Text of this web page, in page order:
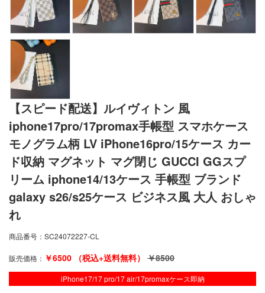
【スピード配送】ルイヴィトン 風
iphone17pro/17promax手帳型 スマホケース
モノグラム柄 LV iPhone16pro/15ケース カー
ド収納 マグネット マグ閉じ GUCCI GGスプ
リーム iphone14/13ケース 手帳型 ブランド
galaxy s26/s25ケース ビジネス風 大人 おしゃ
れ
商品番号： SC24072227-CL
販売価格： ￥6500 （税込+送料無料） ￥8500
iPhone17/17 pro/17 air/17promaxケース即納